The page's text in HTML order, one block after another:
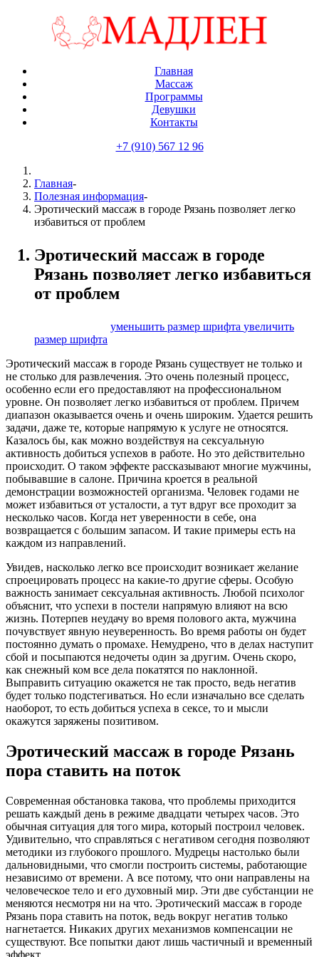
Главная
Массаж
Программы
Девушки
Контакты
+7 (910) 567 12 96
Главная-
Полезная информация-
Эротический массаж в городе Рязань позволяет легко
избавиться от проблем
Эротический массаж в городе
Рязань позволяет легко избавиться
от проблем
уменьшить размер шрифта увеличить
размер шрифта
Эротический массаж в городе Рязань существует не только и
не столько для развлечения. Это очень полезный процесс,
особенно если его предоставляют на профессиональном
уровне. Он позволяет легко избавиться от проблем. Причем
диапазон оказывается очень и очень широким. Удается решить
задачи, даже те, которые напрямую к услуге не относятся.
Казалось бы, как можно воздействуя на сексуальную
активность добиться успехов в работе. Но это действительно
происходит. О таком эффекте рассказывают многие мужчины,
побывавшие в салоне. Причина кроется в реальной
демонстрации возможностей организма. Человек годами не
может избавиться от усталости, а тут вдруг все проходит за
несколько часов. Когда нет уверенности в себе, она
возвращается с большим запасом. И такие примеры есть на
каждом из направлений.
Увидев, насколько легко все происходит возникает желание
спроецировать процесс на какие-то другие сферы. Особую
важность занимает сексуальная активность. Любой психолог
объяснит, что успехи в постели напрямую влияют на всю
жизнь. Потерпев неудачу во время полового акта, мужчина
почувствует явную неуверенность. Во время работы он будет
постоянно думать о промахе. Немудрено, что в делах наступит
сбой и посыпаются недочеты один за другим. Очень скоро,
как снежный ком все дела покатятся по наклонной.
Выправить ситуацию окажется не так просто, ведь негатив
будет только подстегиваться. Но если изначально все сделать
наоборот, то есть добиться успеха в сексе, то и мысли
окажутся заряжены позитивом.
Эротический массаж в городе Рязань
пора ставить на поток
Современная обстановка такова, что проблемы приходится
решать каждый день в режиме двадцати четырех часов. Это
обычная ситуация для того мира, который построил человек.
Удивительно, что справляться с негативом сегодня позволяют
методики из глубокого прошлого. Мудрецы настолько были
дальновидными, что смогли построить системы, работающие
независимо от времени. А все потому, что они направлены на
человеческое тело и его духовный мир. Эти две субстанции не
меняются несмотря ни на что. Эротический массаж в городе
Рязань пора ставить на поток, ведь вокруг негатив только
нагнетается. Никаких других механизмов компенсации не
существуют. Все попытки дают лишь частичный и временный
эффект.